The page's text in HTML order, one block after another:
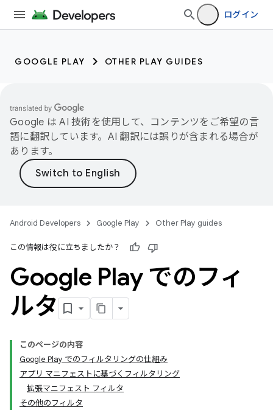
ログイン
GOOGLE PLAY OTHER PLAY GUIDES
Google は AI 技術を使用して、コンテンツをご希望の言
語に翻訳しています。AI 翻訳には誤りが含まれる場合が
あります。
Android Developers Google Play Other Play guides
この情報は役に立ちましたか？
Google Play でのフィ
ルタ
このページの内容
Google Play でのフィルタリングの仕組み
アプリ マニフェストに基づくフィルタリング
拡張マニフェスト フィルタ
その他のフィルタ